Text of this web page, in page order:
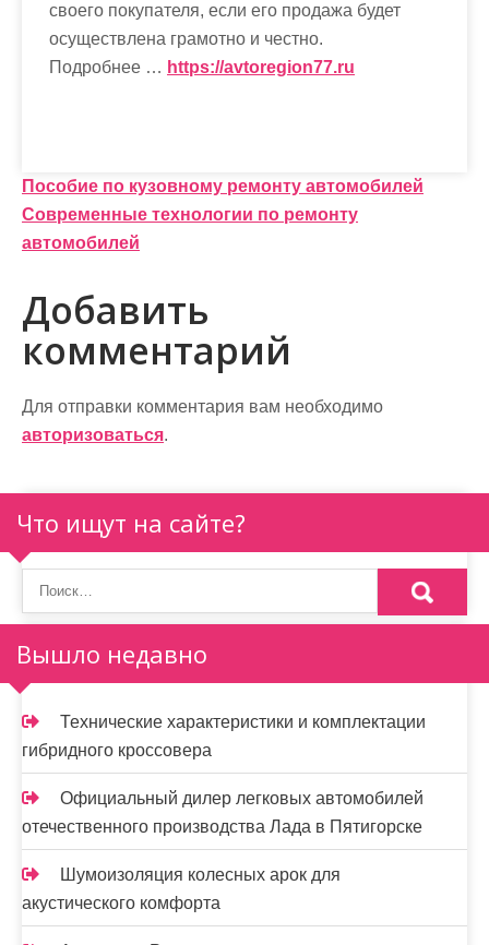
своего покупателя, если его продажа будет
осуществлена грамотно и честно.
Подробнее … https://avtoregion77.ru
Н
а
и
г
а
ц
я
п
о
з
а
п
и
с
я
м
Пособие по кузовному ремонту автомобилей
Современные технологии по ремонту
автомобилей
Добавить
комментарий
Для отправки комментария вам необходимо
авторизоваться.
Что ищут на сайте?
Вышло недавно
Технические характеристики и комплектации
гибридного кроссовера
Официальный дилер легковых автомобилей
отечественного производства Лада в Пятигорске
Шумоизоляция колесных арок для
акустического комфорта